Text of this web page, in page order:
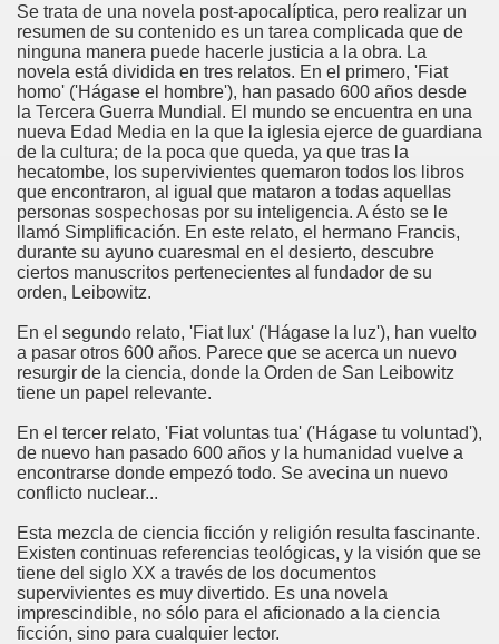
Se trata de una novela post-apocalíptica, pero realizar un
resumen de su contenido es un tarea complicada que de
ninguna manera puede hacerle justicia a la obra. La
novela está dividida en tres relatos. En el primero, 'Fiat
homo' ('Hágase el hombre'), han pasado 600 años desde
la Tercera Guerra Mundial. El mundo se encuentra en una
nueva Edad Media en la que la iglesia ejerce de guardiana
de la cultura; de la poca que queda, ya que tras la
hecatombe, los supervivientes quemaron todos los libros
que encontraron, al igual que mataron a todas aquellas
personas sospechosas por su inteligencia. A ésto se le
llamó Simplificación. En este relato, el hermano Francis,
durante su ayuno cuaresmal en el desierto, descubre
ciertos manuscritos pertenecientes al fundador de su
orden, Leibowitz.
En el segundo relato, 'Fiat lux' ('Hágase la luz'), han vuelto
a pasar otros 600 años. Parece que se acerca un nuevo
resurgir de la ciencia, donde la Orden de San Leibowitz
tiene un papel relevante.
En el tercer relato, 'Fiat voluntas tua' ('Hágase tu voluntad'),
de nuevo han pasado 600 años y la humanidad vuelve a
encontrarse donde empezó todo. Se avecina un nuevo
conflicto nuclear...
Esta mezcla de ciencia ficción y religión resulta fascinante.
Existen continuas referencias teológicas, y la visión que se
tiene del siglo XX a través de los documentos
supervivientes es muy divertido. Es una novela
imprescindible, no sólo para el aficionado a la ciencia
ficción, sino para cualquier lector.